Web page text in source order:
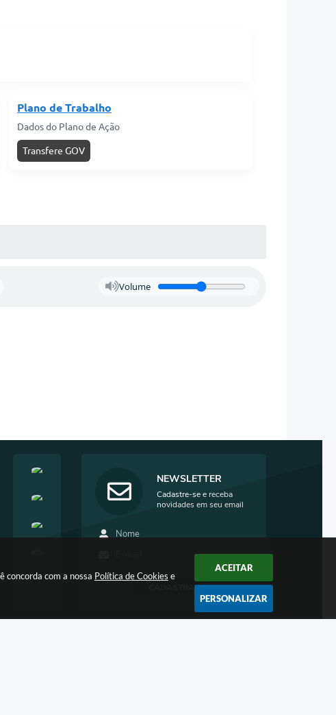
concorda com a nossa Política de Cookies e
ACEITAR
PERSONALIZAR
Plano de Trabalho
Dados do Plano de Ação
Transfere GOV
Volume
NEWSLETTER
Cadastre-se e receba
novidades em seu email
CADASTRAR